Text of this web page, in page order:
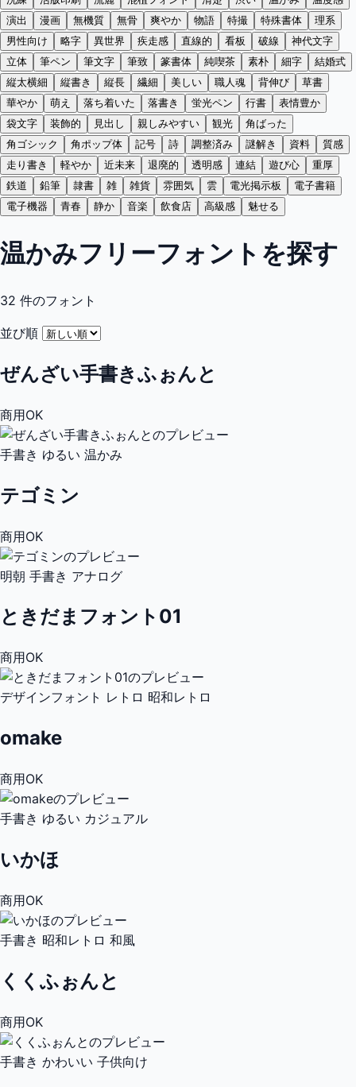
演出
漫画 無機質 無骨 爽やか 物語 特撮 特殊書体
理系
男性向け
略字 異世界 疾走感 直線的 看板 破線
神代文字
立体
筆ペン 筆文字 筆致 篆書体 純喫茶 素朴 細字
結婚式
縦太横細
縦書き 縦長 繊細 美しい 職人魂 背伸び
草書
華やか
萌え 落ち着いた 落書き 蛍光ペン 行書
表情豊か
袋文字
装飾的 見出し 親しみやすい 観光
角ばった
角ゴシック
角ポップ体 記号 詩 調整済み 謎解き 資料
質感
走り書き
軽やか 近未来 退廃的 透明感 連結 遊び心
重厚
鉄道
鉛筆 隷書 雑 雑貨 雰囲気 雲 電光掲示板
電子書籍
電子機器
青春 静か 音楽 飲食店 高級感 魅せる
温かみフリーフォントを探す
32 件のフォント
並び順
ぜんざい手書きふぉんと
商用OK
手書き ゆるい 温かみ
テゴミン
商用OK
明朝 手書き アナログ
ときだまフォント01
商用OK
デザインフォント レトロ 昭和レトロ
omake
商用OK
手書き ゆるい カジュアル
いかほ
商用OK
手書き 昭和レトロ 和風
くくふぉんと
商用OK
手書き かわいい 子供向け